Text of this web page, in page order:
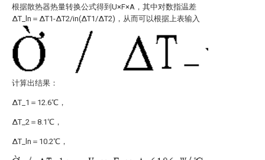
根据散热器热量转换公式得到 U×F×A，其中对数指温差
ΔT_ln＝ΔT1-ΔT2/in(ΔT1/ΔT2)，从而可以根据上表输入
计算出结果：
ΔT_1＝12.6℃，
ΔT_2＝8.1℃，
ΔT_ln＝10.2℃，